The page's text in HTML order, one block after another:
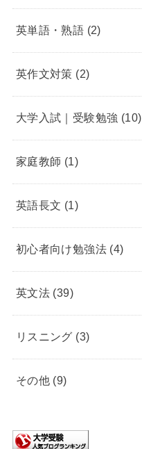
英単語・熟語 (2)
英作文対策 (2)
大学入試｜受験勉強 (10)
家庭教師 (1)
英語長文 (1)
初心者向け勉強法 (4)
英文法 (39)
リスニング (3)
その他 (9)